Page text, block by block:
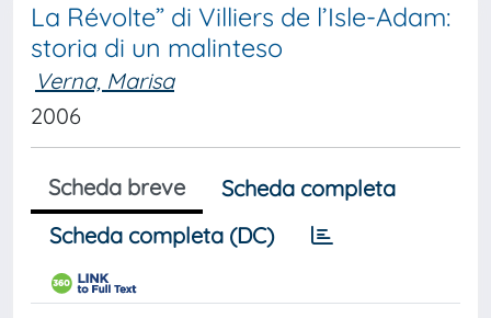
La Révolte” di Villiers de l’Isle-Adam:
storia di un malinteso
Verna, Marisa
2006
Scheda breve
Scheda completa
Scheda completa (DC)